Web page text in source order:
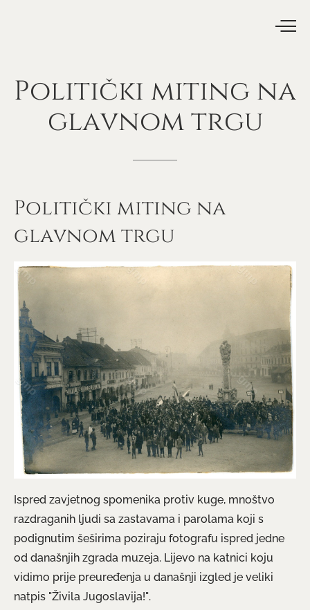
Politički miting na
glavnomtrgu
Politički miting na
glavnom trgu
Ispred zavjetnog spomenika protiv kuge, mnoštvo
razdraganih ljudi sa zastavama i parolama koji s
podignutim šeširima poziraju fotografu ispred jedne
od današnjih zgrada muzeja. Lijevo na katnici koju
vidimo prije preuređenja u današnji izgled je veliki
natpis "Živila Jugoslavija!".